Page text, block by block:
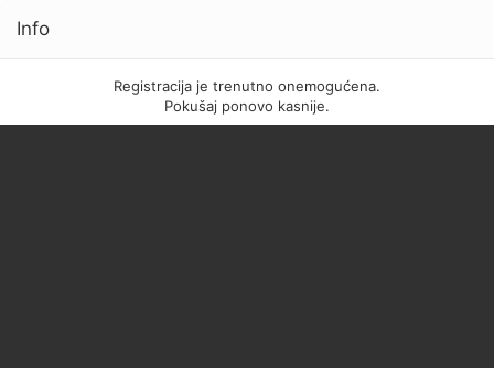
Info
Registracija je trenutno onemogućena.
Pokušaj ponovo kasnije.